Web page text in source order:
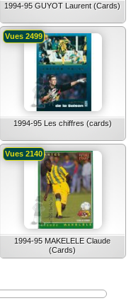
1994-95 GUYOT Laurent (Cards)
1994-95 Les chiffres (cards)
Vues 2499
1994-95 MAKELELE Claude
(Cards)
Vues 2140